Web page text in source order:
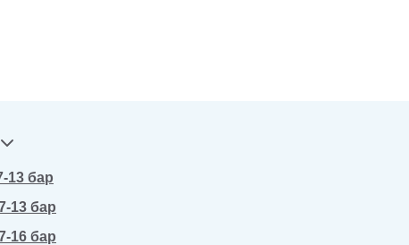
13 бар
13 бар
16 бар